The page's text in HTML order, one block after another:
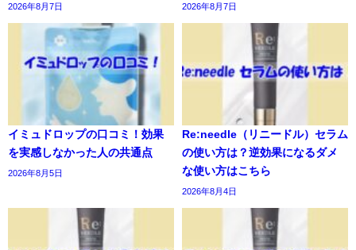
2026年8月7日 2026年8月7日
イミュドロップの口コミ！効果
を実感しなかった人の共通点
2026年8月5日
Re:needle（リニードル）セラム
の使い方は？逆効果になるダメ
な使い方はこちら
2026年8月4日